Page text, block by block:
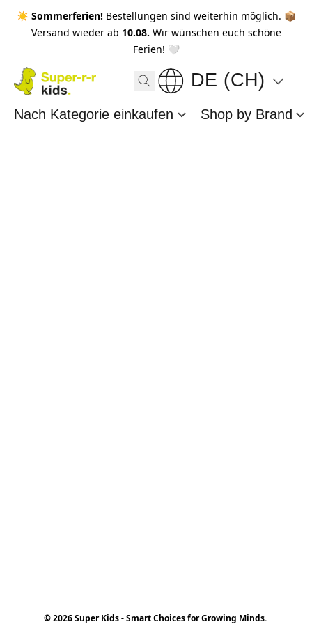
☀️ Sommerferien! Bestellungen sind weiterhin möglich. 📦
Versand wieder ab 10.08. Wir wünschen euch schöne
Ferien! 🤍
DE (CH)
Nach Kategorie einkaufen Shop by Brand
© 2026 Super Kids - Smart Choices for Growing Minds.